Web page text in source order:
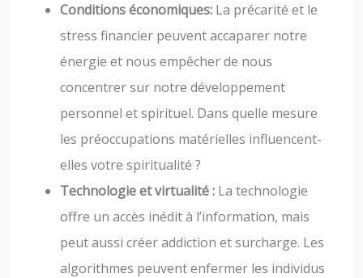
Conditions économiques: La précarité et le
stress financier peuvent accaparer notre
énergie et nous empêcher de nous
concentrer sur notre développement
personnel et spirituel. Dans quelle mesure
les préoccupations matérielles influencent-
elles votre spiritualité ?
Technologie et virtualité : La technologie
offre un accès inédit à l’information, mais
peut aussi créer addiction et surcharge. Les
algorithmes peuvent enfermer les individus